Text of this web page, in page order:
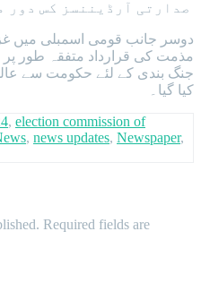
دوسر جانب قومی اسمبلی میں
مذمت کی قرارداد متفقہ طور
جنگ بندی کے لئے حکومت سے
کیا گیا۔
, election commission of
, news updates, Newspaper,
Required fields are